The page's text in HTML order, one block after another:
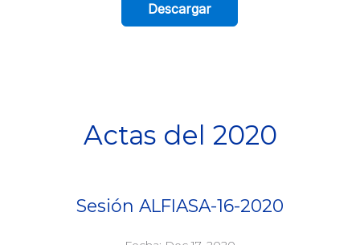
Descargar
Actas del 2020
Sesión ALFIASA-16-2020